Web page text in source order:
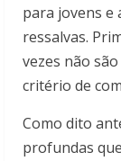
para jovens e
ressalvas.
vezes não
critério de
Como dito
profundas